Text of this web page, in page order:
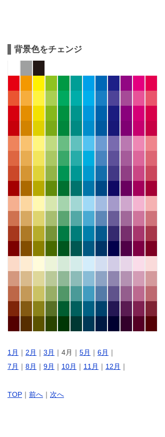
背景色をチェンジ
1月 ｜ 2月 ｜ 3月 ｜4月｜ 5月 ｜ 6月 ｜
7月 ｜ 8月 ｜ 9月 ｜ 10月 ｜ 11月 ｜ 12月 ｜
TOP ｜ 前へ ｜ 次へ